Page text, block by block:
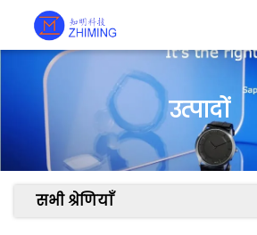
उत्पादों
सभी श्रेणियाँ